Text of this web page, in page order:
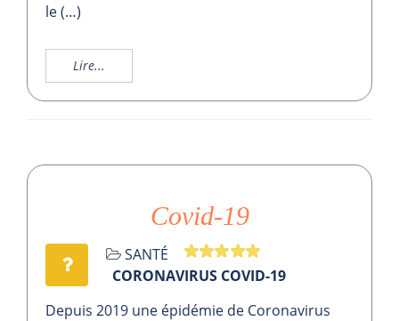
le (…)
Lire...
Covid-19
SANTÉ
CORONAVIRUS COVID-19
Depuis 2019 une épidémie de Coronavirus